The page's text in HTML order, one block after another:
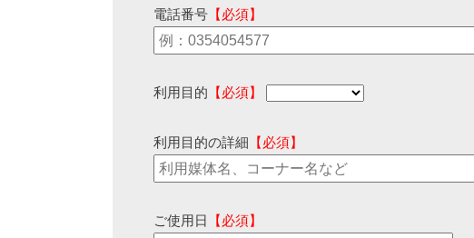
電話番号 【必須】
利用目的 【必須】
利用目的の詳細 【必須】
ご使用日 【必須】